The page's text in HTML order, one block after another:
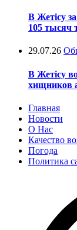
В Жетісу
105 тысяч
29.07.26
В Жетісу
хищников
Главная
Новости
О Нас
Качество
Погода
Политика